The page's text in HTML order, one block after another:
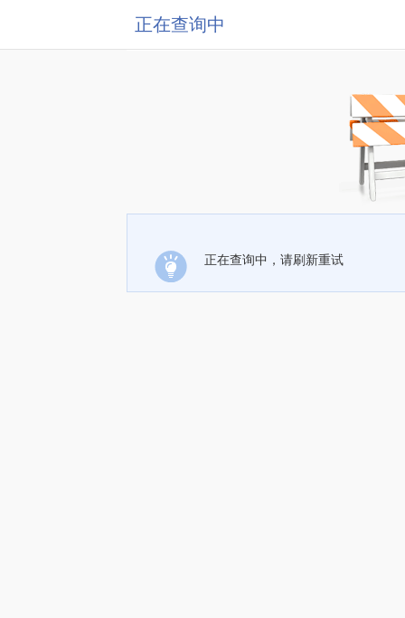
正在查询中
正在查询中，请刷新重试